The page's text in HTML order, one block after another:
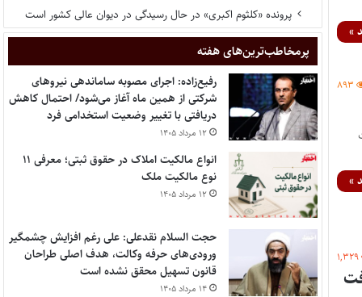
»
۸۹۳
»
۱,۳۲۹
پرونده «کلثوم اکبری» در حال رسیدگی در دیوان عالی کشور است
پر‌مخاطب‌ترین‌های هفته
رفیع‌زاده: اجرای مصوبه ساماندهی نیروهای
شرکتی از همین ماه آغاز می‌شود/ احتمال کاهش
دریافتی با تغییر وضعیت استخدامی فرد
۱۲ مرداد ۱۴۰۵
انواع مالکیت املاک در حقوق ثبتی؛ معرفی ۱۱
نوع مالکیت ملک
۱۲ مرداد ۱۴۰۵
حجت السلام نقدعلی: علی رغم افزایش چشمگیر
ورودی‌های حرفه وکالت، هدف اصلی طراحان
قانون تسهیل محقق نشده است
۱۴ مرداد ۱۴۰۵